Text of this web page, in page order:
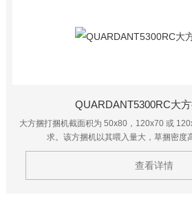
QUARDANT5300RC大
大方捆打捆机截面积为 50x80，120x70 或
求。该方捆机以其喂入量大，草捆密度
查看详情